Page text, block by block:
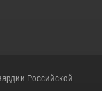
Российской